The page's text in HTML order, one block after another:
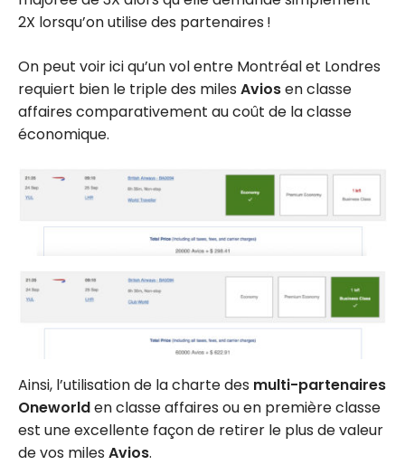
2X lorsqu’on utilise des partenaires !
On peut voir ici qu’un vol entre Montréal et Londres
requiert bien le triple des miles Aviosen classe
affaires comparativement au coût de la classe
économique.
Ainsi, l’utilisation de la charte des multi-partenaires
Oneworlden classe affaires ou en première classe
est une excellente façon de retirer le plus de valeur
de vos miles Avios.